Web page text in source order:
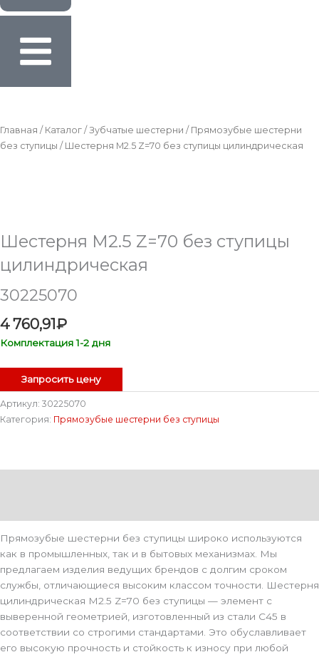
Главная / Каталог / Зубчатые шестерни / Прямозубые шестерни
без ступицы / Шестерня M2.5 Z=70 без ступицы цилиндрическая
Шестерня M2.5 Z=70 без ступицы
цилиндрическая
30225070
4 760,91₽
Комплектация 1-2 дня
Запросить цену
Артикул: 30225070
Категория: Прямозубые шестерни без ступицы
Прямозубые шестерни без ступицы широко используются
как в промышленных, так и в бытовых механизмах. Мы
предлагаем изделия ведущих брендов с долгим сроком
службы, отличающиеся высоким классом точности. Шестерня
цилиндрическая M2.5 Z=70 без ступицы — элемент с
выверенной геометрией, изготовленный из стали С45 в
соответствии со строгими стандартами. Это обуславливает
его высокую прочность и стойкость к износу при любой